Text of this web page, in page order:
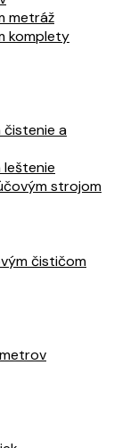
metráž
komplety
a
strojom
čističom